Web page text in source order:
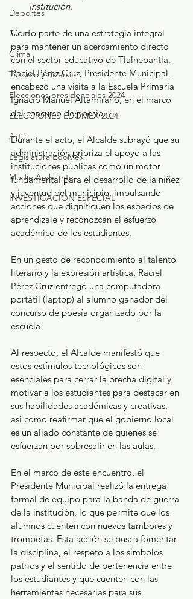
Deportes
Salud
Clima
Turismo y diversión
Elecciones presidenciales 2024
ELECCIONES EDOMEX 2024
Arte
Legislatura EdoMéx
Medio Ambiente
INVESTIGACIÓN ESPECIAL
institución.
Como parte de una estrategia integral
para mantener un acercamiento directo
con el sector educativo de Tlalnepantla,
Raciel Pérez Cruz, Presidente Municipal,
encabezó una visita a la Escuela Primaria
Ignacio Manuel Altamirano, en el marco
del concurso de poesía.
Durante el acto, el Alcalde subrayó que su
administración prioriza el apoyo a las
instituciones públicas como un motor
fundamental para el desarrollo de la niñez
y juventud del municipio, impulsando
acciones que dignifiquen los espacios de
aprendizaje y reconozcan el esfuerzo
académico de los estudiantes.
En un gesto de reconocimiento al talento
literario y la expresión artística, Raciel
Pérez Cruz entregó una computadora
portátil (laptop) al alumno ganador del
concurso de poesía organizado por la
escuela.
Al respecto, el Alcalde manifestó que
estos estímulos tecnológicos son
esenciales para cerrar la brecha digital y
motivar a los estudiantes para destacar en
sus habilidades académicas y creativas,
así como reafirmar que el gobierno local
es un aliado constante de quienes se
esfuerzan por sobresalir en las aulas.
En el marco de este encuentro, el
Presidente Municipal realizó la entrega
formal de equipo para la banda de guerra
de la institución, lo que permite que los
alumnos cuenten con nuevos tambores y
trompetas. Esta acción se busca fomentar
la disciplina, el respeto a los símbolos
patrios y el sentido de pertenencia entre
los estudiantes y que cuenten con las
herramientas necesarias para sus